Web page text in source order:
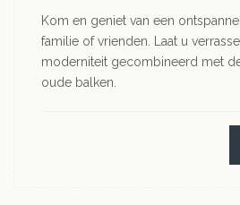
Kom en geniet van een
familie of vrienden. Laat u
moderniteit gecombineerd met
oude balken.